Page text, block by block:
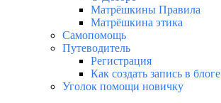
Матрёшкины Правила
Матрёшкина этика
Самопомощь
Путеводитель
Регистрация
Как создать запись в блоге
Уголок помощи новичку